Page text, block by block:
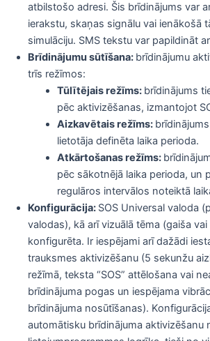
atbilstošo adresi. Šis brīdinājums var
ierakstu, skaņas signālu vai ienākošā
simulāciju. SMS tekstu var papildināt
Brīdinājumu sūtīšana: brīdinājumu
trīs režīmos:
Tūlītējais režīms: brīdinājums
pēc aktivizēšanas, izmantojot
Aizkavētais režīms:
lietotāja definēta laika perioda.
Atkārtošanas režīms:
pēc sākotnējā laika perioda, un
regulāros intervālos noteiktā
Konfigurācija: SOS Universal valoda
valodas), kā arī vizuālā tēma (gaiša
konfigurēta. Ir iespējami arī dažādi
trauksmes aktivizēšanu (5 sekunžu
režīmā, teksta “SOS” attēlošana vai
brīdinājuma pogas un iespējama
brīdinājuma nosūtīšanas).
automātisku brīdinājuma aktivizēšanu